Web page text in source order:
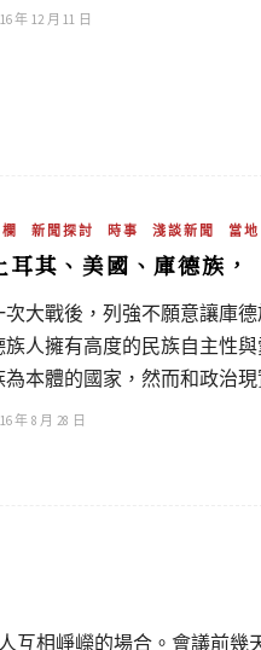
年 12 月 11 日
新聞探討 時事 淺談新聞 當地
耳其、美國、庫德族，
次大戰後，列強不願意讓庫
族人擁有高度的民族自主性
為本體的國家，然而和政治
年 8 月 28 日
互相崢嶸的場合。會議前